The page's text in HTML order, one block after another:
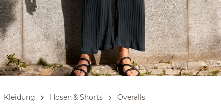
Kleidung Hosen & Shorts Overalls